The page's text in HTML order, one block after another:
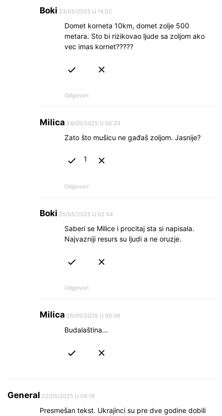
Boki 23/05/2025 U 14:02
Domet korneta 10km, domet zolje 500
metara. Sto bi rizikovao ljude sa zoljom ako
vec imas kornet?????
Odgovori
Milica 24/05/2025 U 00:33
Zato što mušicu ne gađaš zoljom. Jasnije?
1
Odgovori
Boki 25/05/2025 U 02:54
Saberi se Milice i procitaj sta si napisala.
Najvazniji resurs su ljudi a ne oruzje.
Odgovori
Milica 26/05/2025 U 00:36
Budalaština…
General 22/05/2025 U 09:19
Presmešan tekst. Ukrajinci su pre dve godine dobili